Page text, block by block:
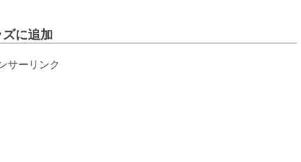
に追加
サーリンク